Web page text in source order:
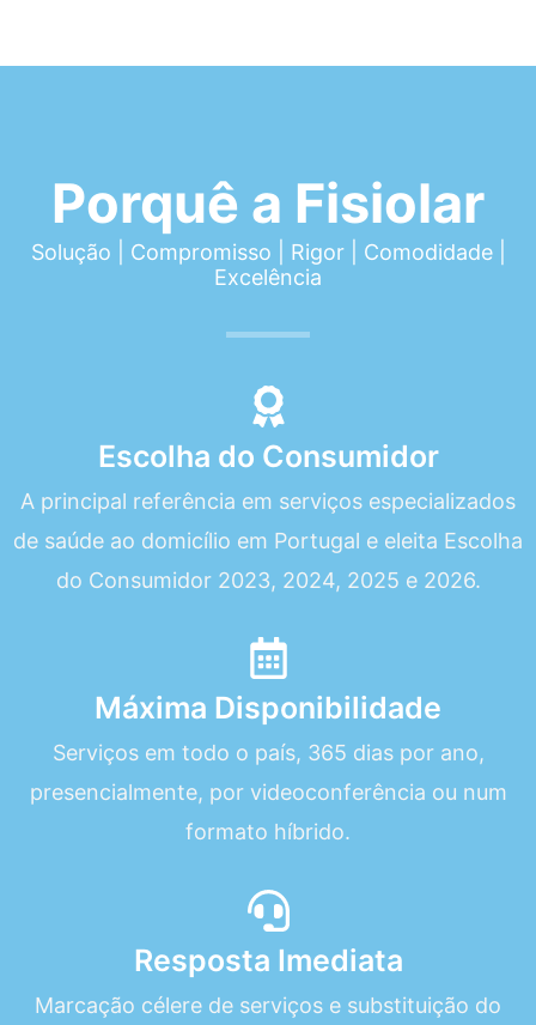
Porquê a Fisiolar
Solução | Compromisso | Rigor | Comodidade |
Excelência
Escolha do Consumidor
A principal referência em serviços especializados
de saúde ao domicílio em Portugal e eleita Escolha
do Consumidor 2023, 2024, 2025 e 2026.
Máxima Disponibilidade
Serviços em todo o país, 365 dias por ano,
presencialmente, por videoconferência ou num
formato híbrido.
Resposta Imediata
Marcação célere de serviços e substituição do